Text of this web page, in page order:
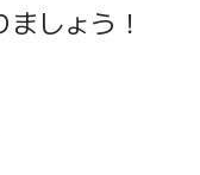
しょう！